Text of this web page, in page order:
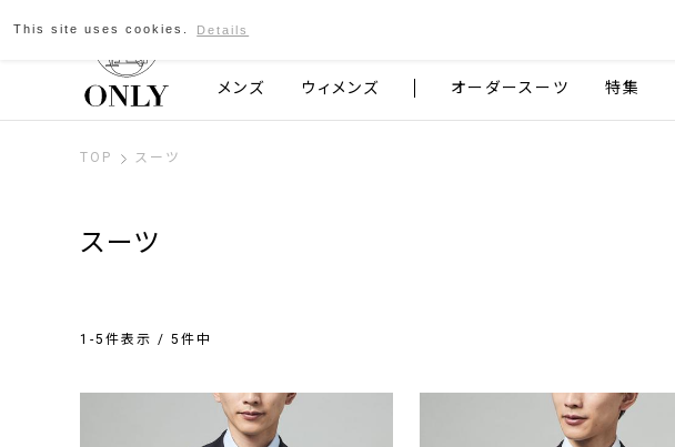
京都発のスーツブランド ONLY
メンズ ウィメンズ オーダースーツ 特集
TOP スーツ
スーツ
1-5件表示 / 5件中
This site uses cookies. Details